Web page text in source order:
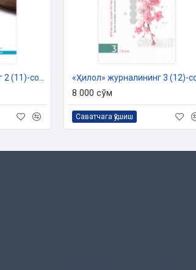
8 000 сўм
Саватчага қўшиш